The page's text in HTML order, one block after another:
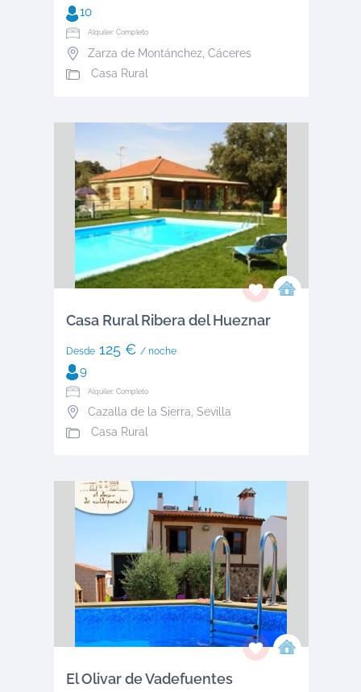
10
Alquiler: Completo
Zarza de Montánchez, Cáceres
Casa Rural
Casa Rural Ribera del Hueznar
Desde125 € / noche
9
Alquiler: Completo
Cazalla de la Sierra Sevilla
Casa Rural
El Olivar de Vadefuentes